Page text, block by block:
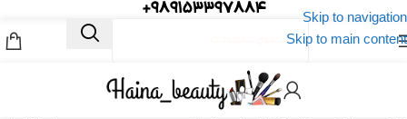
Skip to navigation
Skip to main content
989153397884+